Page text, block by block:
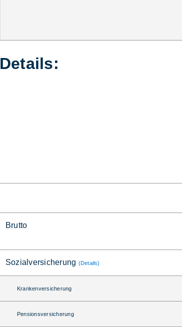
Details:
Brutto
Sozialversicherung (Details)
Krankenversicherung
Pensionsversicherung